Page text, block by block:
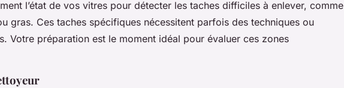
l’état de vos vitres pour détecter les taches difficiles à enlever, comme
gras. Ces taches spécifiques nécessitent parfois des techniques ou
Votre préparation est le moment idéal pour évaluer ces zones